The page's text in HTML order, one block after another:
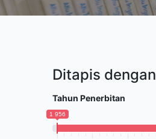
Ditapis dengan
Tahun Penerbitan
1 956